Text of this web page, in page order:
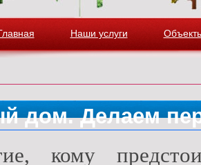
Наши услуги
дом. Делаем
кому